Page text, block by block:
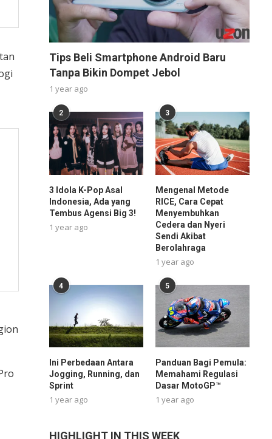
Tips Beli Smartphone Android Baru
Tanpa Bikin Dompet Jebol
1 year ago
2
3 Idola K-Pop Asal
Indonesia, Ada yang
Tembus Agensi Big 3!
1 year ago
3
Mengenal Metode
RICE, Cara Cepat
Menyembuhkan
Cedera dan Nyeri
Sendi Akibat
Berolahraga
1 year ago
4
Ini Perbedaan Antara
Jogging, Running, dan
Sprint
1 year ago
5
Panduan Bagi Pemula:
Memahami Regulasi
Dasar MotoGP™
1 year ago
HIGHLIGHT IN THIS WEEK